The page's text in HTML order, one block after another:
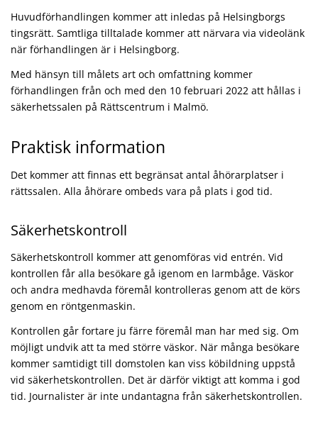
Huvudförhandlingen kommer att inledas på Helsingborgs
tingsrätt. Samtliga tilltalade kommer att närvara via videolänk
när förhandlingen är i Helsingborg.
Med hänsyn till målets art och omfattning kommer
förhandlingen från och med den 10 februari 2022 att hållas i
säkerhetssalen på Rättscentrum i Malmö.
Praktisk information
Det kommer att finnas ett begränsat antal åhörarplatser i
rättssalen. Alla åhörare ombeds vara på plats i god tid.
Säkerhetskontroll
Säkerhetskontroll kommer att genomföras vid entrén. Vid
kontrollen får alla besökare gå igenom en larmbåge. Väskor
och andra medhavda föremål kontrolleras genom att de körs
genom en röntgenmaskin.
Kontrollen går fortare ju färre föremål man har med sig. Om
möjligt undvik att ta med större väskor. När många besökare
kommer samtidigt till domstolen kan viss köbildning uppstå
vid säkerhetskontrollen. Det är därför viktigt att komma i god
tid. Journalister är inte undantagna från säkerhetskontrollen.